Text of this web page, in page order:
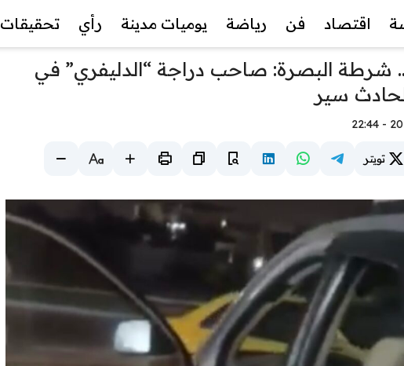
اقتصاد فن رياضة يوميات مدينة رأي تحقيقات
شرطة البصرة: صاحب دراجة “الدليفري” في
سير
تويتر